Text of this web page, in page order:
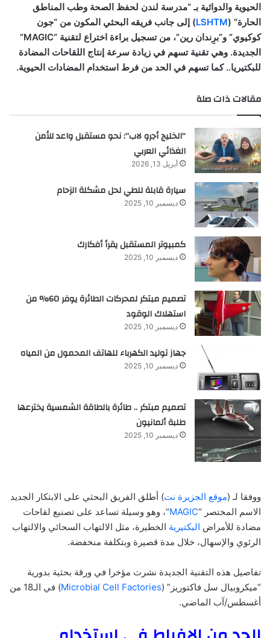
الحيوية والدوائية بـ “مدرسة لندن لحفظ الصحة وطب المناطق
الحارة” (LSHTM) إلى جانب فريقه البحثي المكون من “جون
كوكيوي” و”برِندان رين”، من تسجيل براءة اختراع لتقنية “MAGIC”
الجديدة. وهي تقنية تسهم في زيادة سرعة إنتاج اللقاحات المضادة
للبكتيريا.. كما تسهم في الحد من فرط استخدام المضادات الحيوية.
مقالات ذات صلة
“الخليج أجرو لاب”: نحو مستقبل واعد للأمن
الغذائي العربي
أبريل 13, 2026
سيارة قابلة للطي لحل مشكلة الزحام
ديسمبر 10, 2025
كمبيوتر المستقبل يقرأ أفكارك
ديسمبر 10, 2025
تصميم مبتكر لمحركات الطائرة يوفر 60% من
استهلاك الوقود
ديسمبر 10, 2025
جهاز توليد الكهرباء للهاتف المحمول من المياه
ديسمبر 10, 2025
تصميم مبتكر .. طائرة بالطاقة الشمسية يخترعها
طلبة ألمانيون
ديسمبر 10, 2025
ووفقا لـ (موقع الجزيرة نت) أطلق الفريق البحثي على الابتكار الجديد
الاسم المختصر “MAGIC“، وهو وسيلة تساعد على تصنيع لقاحات
مضادة للأمراض البكتيرية الخطيرة، مثل الالتهاب السحائي والالتهاب
الرئوي والإسهال، خلال مدة قصيرة وبتكلفة منخفضة.
تفاصيل هذه التقنية الجديدة نشرت مؤخرا في ورقة بحثية بدورية
“ميكروبيال سل فاكتوريز” (Microbial Cell Factories
) في الـ18 من
أغسطس/آب الماضي.